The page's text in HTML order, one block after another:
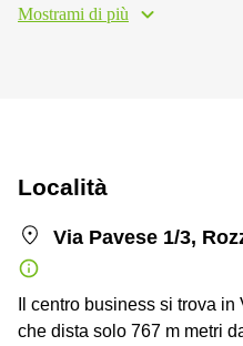
Mostrami di più
Località
Via Pavese 1/3,
Il centro business si trova
che dista solo 767 m metri